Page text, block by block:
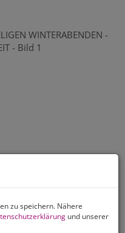
zu speichern. Nähere
und unserer